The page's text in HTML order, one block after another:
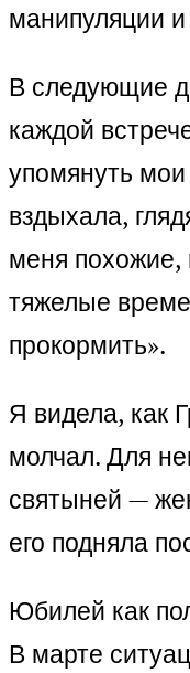
манипуляции и
В следующие
каждой
упомянуть
вздыхала,
меня похожие,
тяжелые
прокормить».
Я видела, как
молчал. Для
святыней —
его подняла
Юбилей как
В марте